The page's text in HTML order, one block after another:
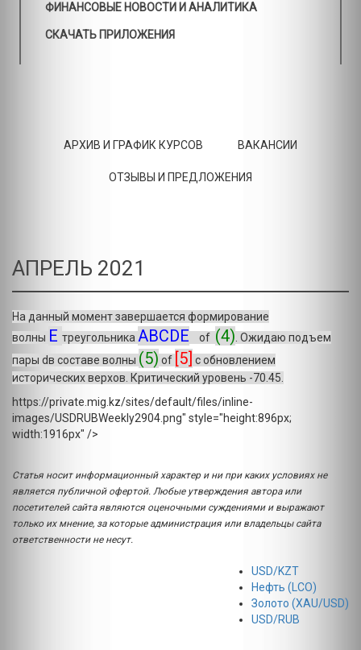
ФИНАНСОВЫЕ НОВОСТИ И АНАЛИТИКА
СКАЧАТЬ ПРИЛОЖЕНИЯ
АРХИВ И ГРАФИК КУРСОВ ВАКАНСИИ
ОТЗЫВЫ И ПРЕДЛОЖЕНИЯ
АПРЕЛЬ 2021
На данный момент завершается формирование
волны E треугольника ABCDE of (4) . Ожидаю подъем
пары dв составе волны (5) of [5] с обновлением
исторических верхов. Критический уровень -70.45.
https://private.mig.kz/sites/default/files/inline-
images/USDRUBWeekly2904.png" style="height:896px;
width:1916px" />
Статья носит информационный характер и ни при каких условиях не
является публичной офертой. Любые утверждения автора или
посетителей сайта являются оценочными суждениями и выражают
только их мнение, за которые администрация или владельцы сайта
ответственности не несут.
USD/KZT
Нефть (LCO)
Золото (XAU/USD)
USD/RUB